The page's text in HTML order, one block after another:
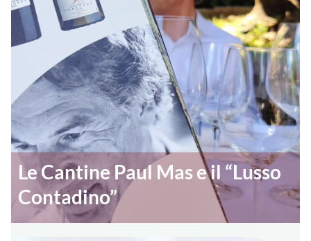
Le Cantine Paul Mas e il “Lusso
Contadino”